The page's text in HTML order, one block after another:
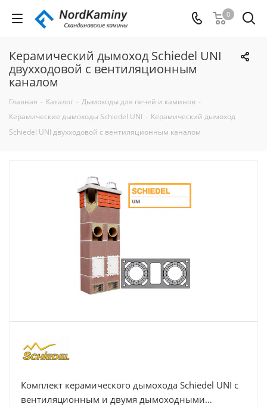
0
Керамический дымоход Schiedel UNI
двухходовой с вентиляционным
каналом
Главная - Каталог - Дымоходы для печей и каминов -
Керамические дымоходы Schiedel UNI - Керамический дымоход
Schiedel UNI двухходовой с вентиляционным каналом
Комплект керамического дымохода Schiedel UNI с
вентиляционным и двумя дымоходными